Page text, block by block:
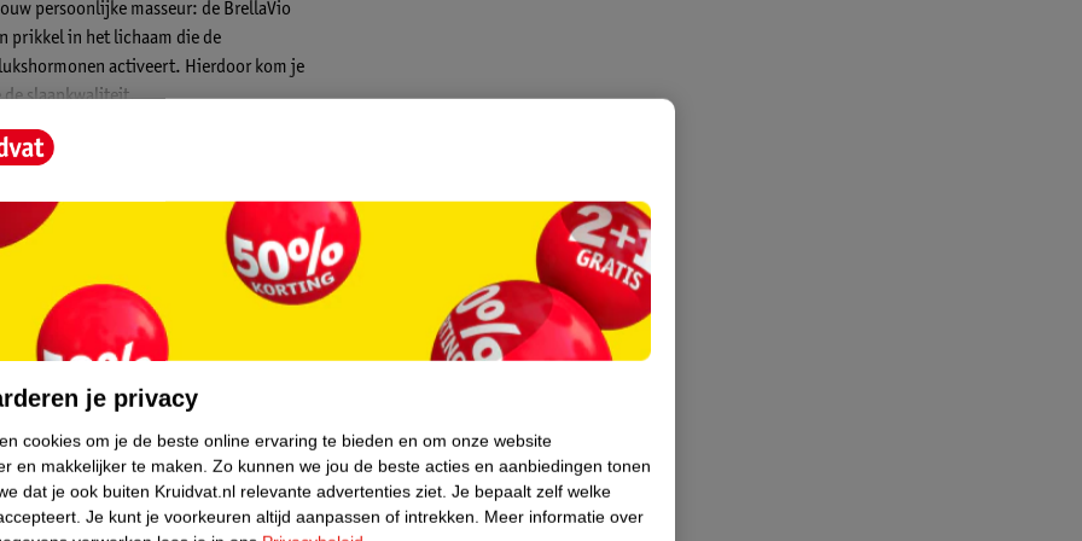
persoonlijke masseur: de BrellaVio
prikkel in het lichaam die de
activeert. Hierdoor kom je
de slaapkwaliteit.
op de mat in contact met je
geven. Endorfine is een gelukshormoon
gevoel ontstaat. De spijkermat is dan
30 minuten te gebruiken. Draag tijdens
ondergrond, zoals een bed, is ideaal
eens op een harde ondergrond zoals een
je privacy
cookies om je de beste online ervaring te bieden en om onze website
en makkelijker te maken. Zo kunnen we jou de beste acties en aanbiedingen tonen
dat je ook buiten Kruidvat.nl relevante advertenties ziet. Je bepaalt zelf welke
Je kunt je voorkeuren altijd aanpassen of intrekken. Meer informatie over